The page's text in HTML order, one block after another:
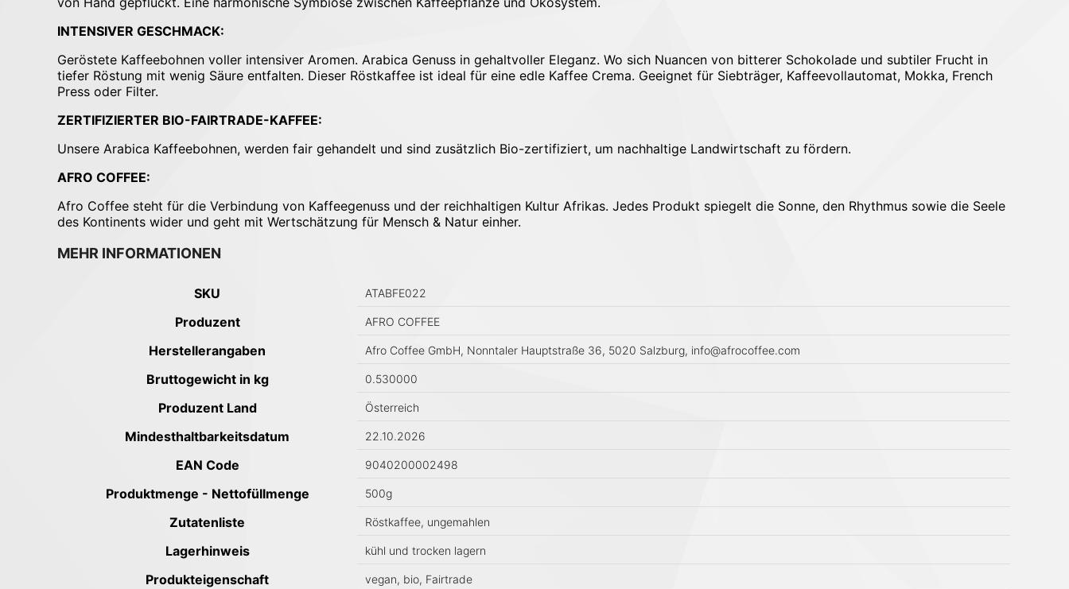
INTENSIVER GESCHMACK:
Geröstete Kaffeebohnen voller intensiver Aromen. Arabica Genuss in gehaltvoller Eleganz. Wo sich Nuancen von bitterer Schokolade und subtiler Frucht in
tiefer Röstung mit wenig Säure entfalten. Dieser Röstkaffee ist ideal für eine edle Kaffee Crema. Geeignet für Siebträger, Kaffeevollautomat, Mokka, French
Press oder Filter.
ZERTIFIZIERTER BIO-FAIRTRADE-KAFFEE:
Unsere Arabica Kaffeebohnen, werden fair gehandelt und sind zusätzlich Bio-zertifiziert, um nachhaltige Landwirtschaft zu fördern.
AFRO COFFEE:
Afro Coffee steht für die Verbindung von Kaffeegenuss und der reichhaltigen Kultur Afrikas. Jedes Produkt spiegelt die Sonne, den Rhythmus sowie die Seele
des Kontinents wider und geht mit Wertschätzung für Mensch & Natur einher.
MEHR INFORMATIONEN
SKU ATABFE022
Produzent AFRO COFFEE
Herstellerangaben Afro Coffee GmbH, Nonntaler Hauptstraße 36, 5020 Salzburg, info@afrocoffee.com
Bruttogewicht in kg 0.530000
Produzent Land Österreich
Mindesthaltbarkeitsdatum 22.10.2026
EAN Code 9040200002498
Produktmenge - Nettofüllmenge 500g
Zutatenliste Röstkaffee, ungemahlen
Lagerhinweis kühl und trocken lagern
Produkteigenschaft vegan, bio, Fairtrade